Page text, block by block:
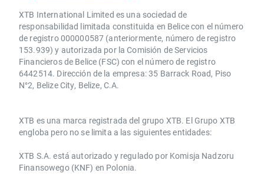
XTB International Limited es una sociedad de
responsabilidad limitada constituida en Belice con el número
de registro 000000587 (anteriormente, número de registro
153.939) y autorizada por la Comisión de Servicios
Financieros de Belice (FSC) con el número de registro
6442514. Dirección de la empresa: 35 Barrack Road, Piso
N°2, Belize City, Belize, C.A.
​​XTB es una marca registrada del grupo XTB. El Grupo XTB
engloba pero no se limita a las siguientes entidades:
XTB S.A.​ está autorizado y regulado por Komisja Nadzoru
Finansowego (KNF) ​en Polonia.